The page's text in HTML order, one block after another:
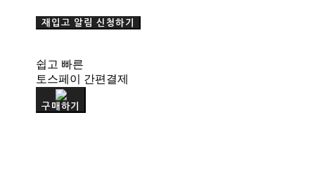
재입고 알림 신청하기
쉽고 빠른
토스페이 간편결제
구매하기